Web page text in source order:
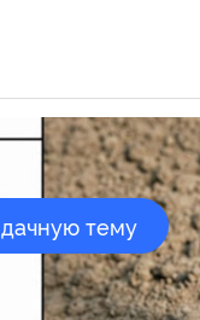
дачную тему